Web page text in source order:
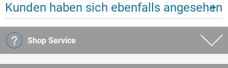
Kunden haben sich ebenfalls angesehen
Shop Service